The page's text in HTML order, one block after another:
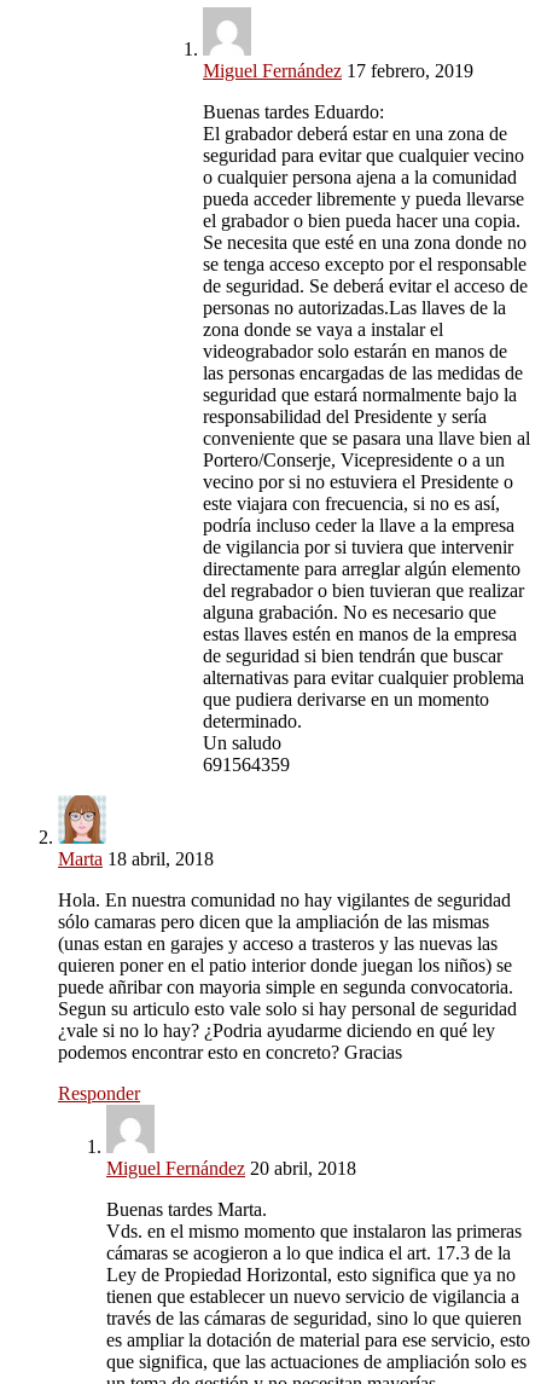
Miguel Fernández 17 febrero, 2019
Buenas tardes Eduardo:
El grabador deberá estar en una zona de
seguridad para evitar que cualquier vecino
o cualquier persona ajena a la comunidad
pueda acceder libremente y pueda llevarse
el grabador o bien pueda hacer una copia.
Se necesita que esté en una zona donde no
se tenga acceso excepto por el responsable
de seguridad. Se deberá evitar el acceso de
personas no autorizadas.Las llaves de la
zona donde se vaya a instalar el
videograbador solo estarán en manos de
las personas encargadas de las medidas de
seguridad que estará normalmente bajo la
responsabilidad del Presidente y sería
conveniente que se pasara una llave bien al
Portero/Conserje, Vicepresidente o a un
vecino por si no estuviera el Presidente o
este viajara con frecuencia, si no es así,
podría incluso ceder la llave a la empresa
de vigilancia por si tuviera que intervenir
directamente para arreglar algún elemento
del regrabador o bien tuvieran que realizar
alguna grabación. No es necesario que
estas llaves estén en manos de la empresa
de seguridad si bien tendrán que buscar
alternativas para evitar cualquier problema
que pudiera derivarse en un momento
determinado.
Un saludo
691564359
Marta 18 abril, 2018
Hola. En nuestra comunidad no hay vigilantes de seguridad
sólo camaras pero dicen que la ampliación de las mismas
(unas estan en garajes y acceso a trasteros y las nuevas las
quieren poner en el patio interior donde juegan los niños) se
puede añribar con mayoria simple en segunda convocatoria.
Segun su articulo esto vale solo si hay personal de seguridad
¿vale si no lo hay? ¿Podria ayudarme diciendo en qué ley
podemos encontrar esto en concreto? Gracias
Responder
Miguel Fernández 20 abril, 2018
Buenas tardes Marta.
Vds. en el mismo momento que instalaron las primeras
cámaras se acogieron a lo que indica el art. 17.3 de la
Ley de Propiedad Horizontal, esto significa que ya no
tienen que establecer un nuevo servicio de vigilancia a
través de las cámaras de seguridad, sino lo que quieren
es ampliar la dotación de material para ese servicio, esto
que significa, que las actuaciones de ampliación solo es